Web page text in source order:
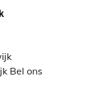
Bel ons